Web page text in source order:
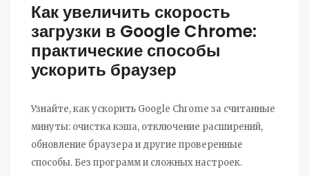
Как увеличить скорость
загрузки в Google Chrome:
практические способы
ускорить браузер
Узнайте, как ускорить Google Chrome за считанные
минуты: очистка кэша, отключение расширений,
обновление браузера и другие проверенные
способы. Без программ и сложных настроек.